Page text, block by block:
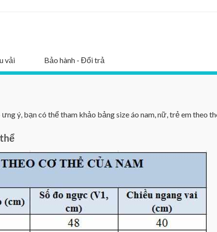
vải Bảo hành - Đổi trả
ý, bạn có thể tham khảo bảng size áo nam, nữ, trẻ em theo